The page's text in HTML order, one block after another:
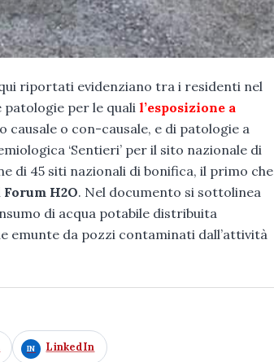
qui riportati evidenziano tra i residenti nel
per le quali l’esposizione a
causale o con-causale, e di patologie a
‘Sentieri’ per il sito nazionale di
di 45 siti nazionali di bonifica, il primo che
Forum H2O. Nel documento si sottolinea
di acqua potabile distribuita
emunte da pozzi contaminati dall’attività
LinkedIn